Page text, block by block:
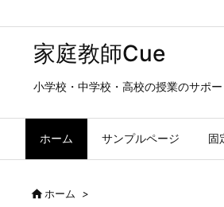
家庭教師Cue
小学校・中学校・高校の授業のサポ
ホーム サンプルページ 固
ホーム >